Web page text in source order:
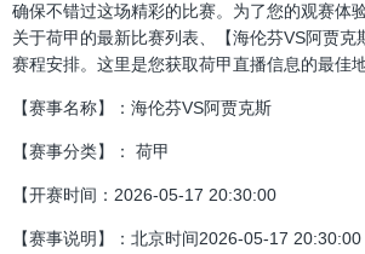
确保不错过这场精彩的比赛。为了您的观赛体
关于荷甲的最新比赛列表、【海伦芬VS阿贾克
赛程安排。这里是您获取荷甲直播信息的最佳
【赛事名称】：海伦芬VS阿贾克斯
【赛事分类】： 荷甲
【开赛时间：2026-05-17 20:30:00
【赛事说明】：北京时间2026-05-17